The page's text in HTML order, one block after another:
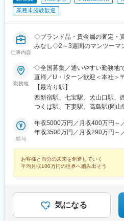
武動物公園駅、上板橋駅、本厚
田駅(神奈川県)、向ケ丘遊園駅
駅、川和町駅、雀宮駅、岡本駅
里駅、栗橋駅、樅山駅、湯河原
駅、楡木駅、原木中山駅、東林
駅、新守谷駅、流山おおたかの
駅、瀬谷駅、北茅ケ崎駅、千葉
泉駅、公津の杜駅、八街駅、茂
西立川駅、北八王子駅、三鷹駅
崎台駅、並木北駅、古淵駅、矢
港駅(大阪モノレール)、狛江駅
保原駅、肥後橋駅、下板橋駅、
山陽女学園前駅、球場前駅(高知
業種未経験歓迎
仕事内容
◇ブランド品・貴金属の査定・
みなし◇2～3週間のマンツーマ
勤務地
◇全国募集／通いやすい勤務地
直帰／U・Iターン歓迎＜本社＞
丁目1番1号 住友不動産新宿フ
勤はありません。■その他勤務
ト先やご希望の全国
【最寄り駅】
西新宿駅、七宝駅、犬山口駅、
つくば駅、下妻駅、高島駅(岡山
くりこま高原駅、長町一丁目駅
青谷駅、天ケ瀬駅、有佐駅、吉
駅(三重県)、三瀬谷駅、南鳥海
駅(滋賀県)、堅田駅、近江長岡
公園駅、蛍池駅、津久見駅、
作駅、和泉多摩川駅、井荻駅、
松島駅、ゆいの杜東駅、高久駅
給与
年収5000万円／月収400万円～
年収3500万円／月収290万円～
お客様と自分の未来を創造していく
平均月収100万円の世界へ踏み出そう
気になる